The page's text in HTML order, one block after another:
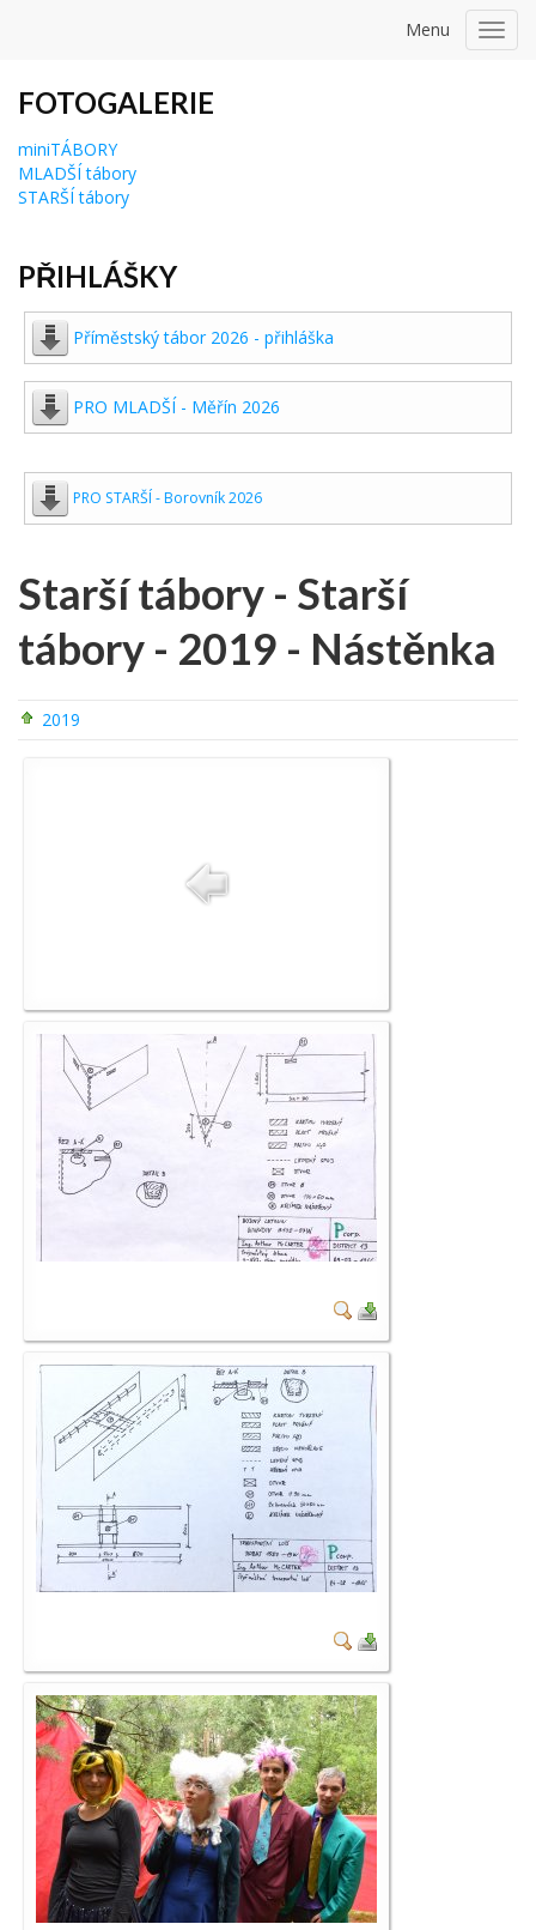
Menu
FOTOGALERIE
miniTÁBORY
MLADŠÍ tábory
STARŠÍ tábory
PŘIHLÁŠKY
Příměstský tábor 2026 - přihláška
PRO MLADŠÍ - Měřín 2026
PRO STARŠÍ - Borovník 2026
Starší tábory - Starší
tábory - 2019 - Nástěnka
2019